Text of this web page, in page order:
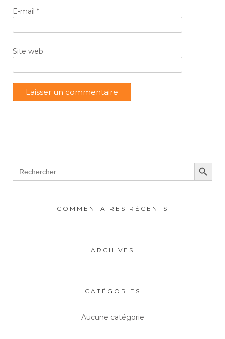
E-mail *
Site web
Search
for:
Search Button
COMMENTAIRES RÉCENTS
ARCHIVES
CATÉGORIES
Aucune catégorie